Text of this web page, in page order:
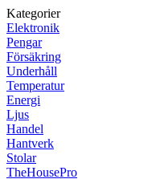
Kategorier
Elektronik
Pengar
Försäkring
Underhåll
Temperatur
Energi
Ljus
Handel
Hantverk
Stolar
TheHousePro